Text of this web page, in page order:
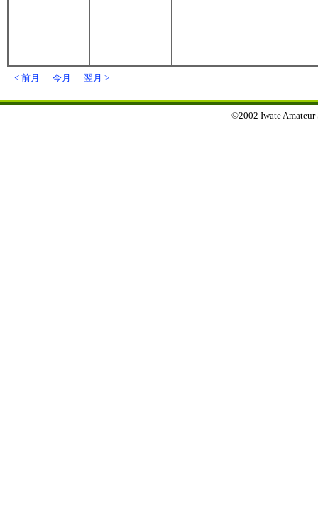
< 前月 今月 翌月 >
©2002 Iwate Amateur